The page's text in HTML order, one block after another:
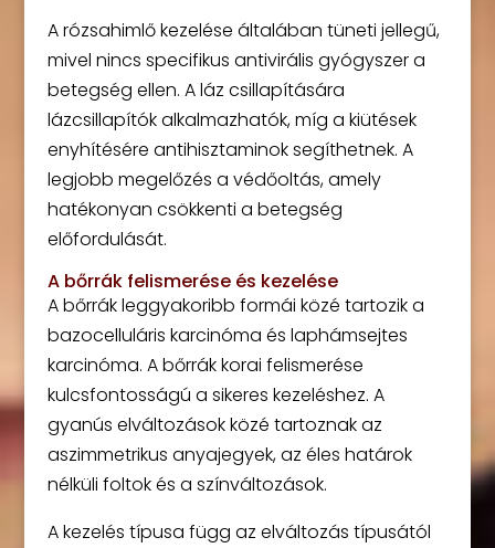
A rózsahimlő kezelése általában tüneti jellegű,
mivel nincs specifikus antivirális gyógyszer a
betegség ellen. A láz csillapítására
lázcsillapítók alkalmazhatók, míg a kiütések
enyhítésére antihisztaminok segíthetnek. A
legjobb megelőzés a védőoltás, amely
hatékonyan csökkenti a betegség
előfordulását.
A bőrrák felismerése és kezelése
A bőrrák leggyakoribb formái közé tartozik a
bazocelluláris karcinóma és laphámsejtes
karcinóma. A bőrrák korai felismerése
kulcsfontosságú a sikeres kezeléshez. A
gyanús elváltozások közé tartoznak az
aszimmetrikus anyajegyek, az éles határok
nélküli foltok és a színváltozások.
A kezelés típusa függ az elváltozás típusától